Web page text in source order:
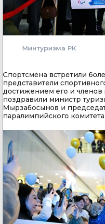
Минтуризма РК
Спортсмена встретили
представители
достижением его и
поздравили министр
Мырзабосынов и
паралимпийского